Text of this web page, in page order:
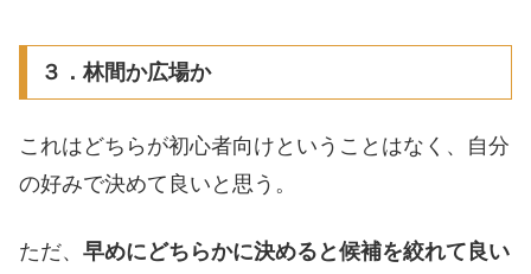
３．林間か広場か
これはどちらが初心者向けということはなく、自分
の好みで決めて良いと思う。
ただ、 早めにどちらかに決めると候補を絞れて良い